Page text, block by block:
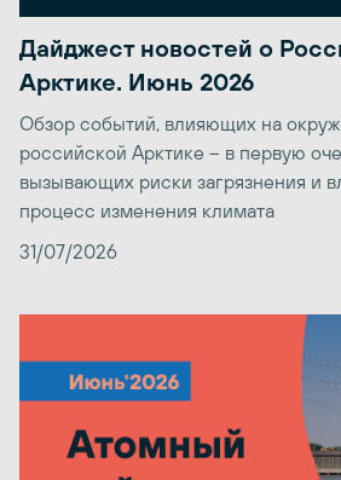
Дайджест новостей о
Арктике. Июнь 2026
Обзор событий, влияющих на
российской Арктике – в первую
вызывающих риски загрязнения и
процесс изменения климата
31/07/2026